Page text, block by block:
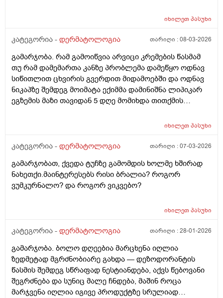
მირჩიეთ რა მაზი შემიძლია გამოვიყენო. მადლობა
იხილეთპასუხი
კატეგორია - დერმატოლოგია თარიღი :08-03-2026
გამარჯობა. რამ გამოიწვია არვიცი კრემების წასმამ
თუ რამ დამემართა კანზე პრობლემა დამეწყო ოდნავ
სიწითლით ცხვირის გვერდით მიდამოებში და ოდნავ
ნიკაპზე შემდეგ მოიმატა ექიმმა დამინიშნა ლიპიკარ
ეგზემის მაზი თავიდან 5 დღე მომიხდა თითქმის
და დაემატა წარბებს შორის . გავაგრძელე ეს ეგზემია
არ ვისმევ მაგრამ კანი მაქვს საშინლად გამომშრალი
ზუსტად რა მჭირს მეშინია რაიმე კრემია წასმა რომ
უარესი არ დამემართოს რა შეიძლება გავაკეთო ?
იხილეთპასუხი
კატეგორია - დერმატოლოგია თარიღი :07-03-2026
გამარჯობათ, ქვედა ტუჩზე გამომდის ხოლმე ხშირად
ნახეთქი.მაინტერესებს რისი ბრალია? როგორ
ვუმკურნალო? და როგორ ვიკვებო?
იხილეთპასუხი
კატეგორია - დერმატოლოგია თარიღი :28-01-2026
გამარჯობა. ბოლო დღეებია მარცხენა იღლია
ზედმეტად მგრძნობიარე გახდა — დეზოდორანტის
წასმის შემდეგ სწრაფად ნესტიანდება, აქვს წებოვანი
შეგრძნება და სუნიც მალე ჩნდება, მაშინ როცა
მარჯვენა იღლია იგივე პროდუქტზე სრულიად